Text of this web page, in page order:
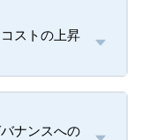
ストの上昇
ナンスへの